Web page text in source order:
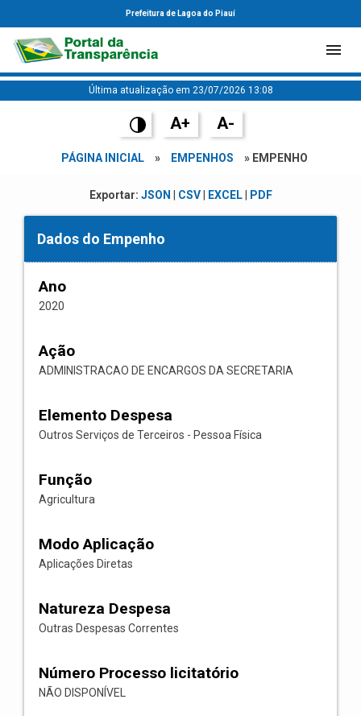
Prefeitura de Lagoa do Piauí
Última atualização em 23/07/2026 13:08
A+ A-
PÁGINA INICIAL » EMPENHOS » EMPENHO
Exportar: JSON CSV| EXCEL| PDF
Dados do Empenho
Ano
2020
Ação
ADMINISTRACAO DE ENCARGOS DA SECRETARIA
Elemento Despesa
Outros Serviços de Terceiros - Pessoa Física
Função
Agricultura
Modo Aplicação
Aplicações Diretas
Natureza Despesa
Outras Despesas Correntes
Número Processo licitatório
NÃO DISPONÍVEL